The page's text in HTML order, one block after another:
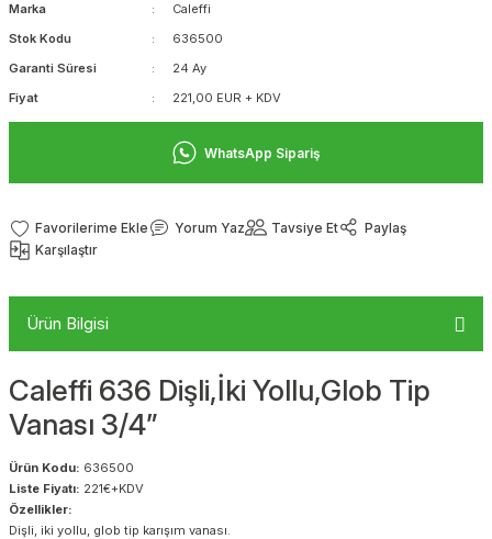
Marka
Caleffi
Stok Kodu
636500
Garanti Süresi
24 Ay
Fiyat
221,00 EUR + KDV
WhatsApp Sipariş
Yorum Yaz Tavsiye Et
Paylaş
Karşılaştır
Ürün Bilgisi
Caleffi 636 Dişli,İki Yollu,Glob Tip
Vanası 3/4”
Ürün Kodu: 636500
Liste Fiyatı: 221€+KDV
Özellikler:
Dişli, iki yollu, glob tip karışım vanası.